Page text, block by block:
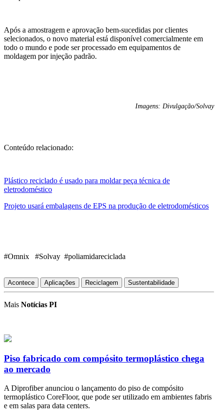
Após a amostragem e aprovação bem-sucedidas por clientes
selecionados, o novo material está disponível comercialmente em
todo o mundo e pode ser processado em equipamentos de
moldagem por injeção padrão.
Imagens: Divulgação/Solvay
Conteúdo relacionado:
Plástico reciclado é usado para moldar peça técnica de
eletrodoméstico
Projeto usará embalagens de EPS na produção de eletrodomésticos
#Omnix #Solvay #poliamidareciclada
Acontece Aplicações Reciclagem Sustentabilidade
Mais Notícias PI
Piso fabricado com compósito termoplástico chega
ao mercado
A Diprofiber anunciou o lançamento do piso de compósito
termoplástico CoreFloor, que pode ser utilizado em ambientes fabris
e em salas para data centers.